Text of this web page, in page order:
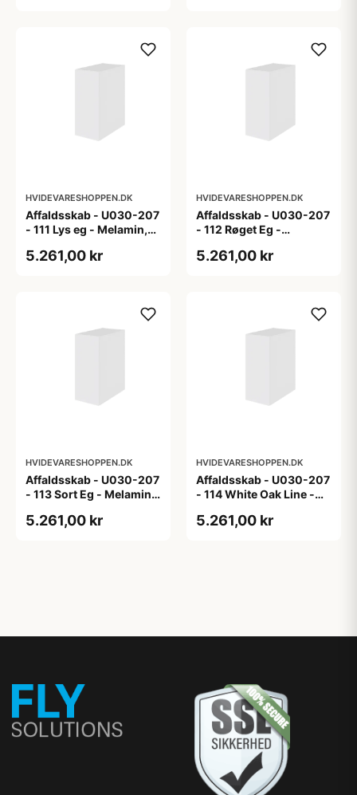
HVIDEVARESHOPPEN.DK
Affaldsskab - U030-207
- 111 Lys eg - Melamin,
5.261,00 kr
HVIDEVARESHOPPEN.DK
Affaldsskab - U030-207
- 112 Røget Eg -
5.261,00 kr
HVIDEVARESHOPPEN.DK
Affaldsskab - U030-207
- 113 Sort Eg - Melamin,
5.261,00 kr
HVIDEVARESHOPPEN.DK
Affaldsskab - U030-207
- 114 White Oak Line -
5.261,00 kr